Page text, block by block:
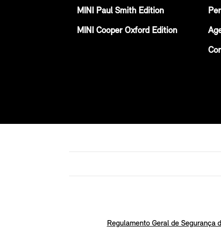
MINI Paul Smith Edition
MINI Cooper Oxford Edition
Regulamento Geral de Segurança